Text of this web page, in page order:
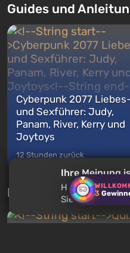
3
ersten Mal erzählt das Spiel die
Geschichte von drei
Michael, Trevor und Franklin,
zwischen denen Sie jederzeit
wechse...
Guides und
Cyberpunk 2077 Liebes-
und Sexführer: Judy,
Panam, River, Kerry und
Joytoys
12 Stunden zurück
Neue Tests jede
Ihre Meinung
Haben Sie
Sie dieses Spiel